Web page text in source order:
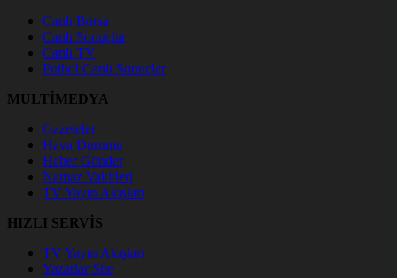
Canlı Borsa
Canlı Sonuçlar
Canlı TV
Futbol Canlı Sonuçlar
MULTİMEDYA
Gazeteler
Hava Durumu
Haber Gönder
Namaz Vakitleri
TV Yayın Akışları
HIZLI SERVİS
TV Yayın Akışları
Yazarlar Site